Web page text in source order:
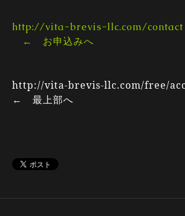
http://vita-brevis-llc.com/contact
← お申込みへ
http://vita-brevis-llc.com/free/
← 最上部へ